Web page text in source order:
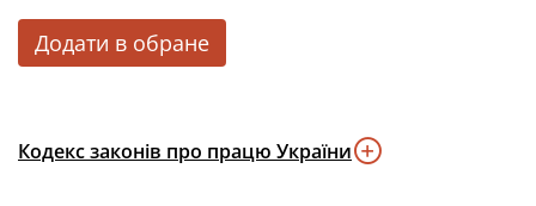
Додати в обране
Кодекс законів про працю України